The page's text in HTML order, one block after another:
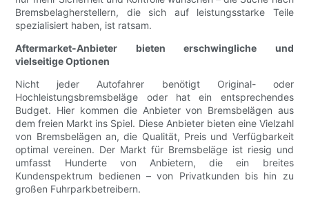
Bremsbelagherstellern, die sich auf leistungsstarke Teile
spezialisiert haben, ist ratsam.
Aftermarket-Anbieter bieten erschwingliche und
vielseitige Optionen
Nicht jeder Autofahrer benötigt Original- oder
Hochleistungsbremsbeläge oder hat ein entsprechendes
Budget. Hier kommen die Anbieter von Bremsbelägen aus
dem freien Markt ins Spiel. Diese Anbieter bieten eine Vielzahl
von Bremsbelägen an, die Qualität, Preis und Verfügbarkeit
optimal vereinen. Der Markt für Bremsbeläge ist riesig und
umfasst Hunderte von Anbietern, die ein breites
Kundenspektrum bedienen – von Privatkunden bis hin zu
großen Fuhrparkbetreibern.